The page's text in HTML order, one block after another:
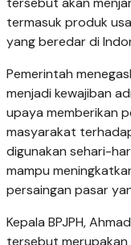
termasuk produk
yang beredar di
Pemerintah
menjadi kewajiban
upaya memberikan
masyarakat
digunakan sehari-
mampu
persaingan pasar
Kepala BPJPH,
tersebut merupakan